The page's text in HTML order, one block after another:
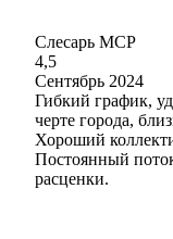
Слесарь МСР
4,5
Сентябрь 2024
Гибкий график,
черте города,
Хороший
Постоянный
расценки.